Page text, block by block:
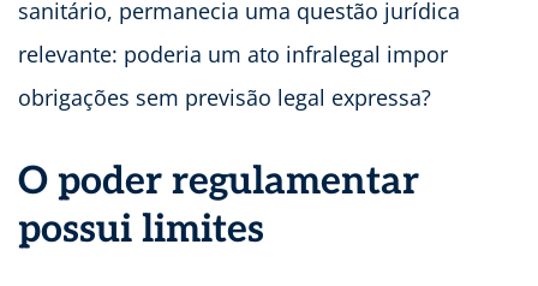
sanitário, permanecia uma questão jurídica
relevante: poderia um ato infralegal impor
obrigações sem previsão legal expressa?
O poder regulamentar
possui limites